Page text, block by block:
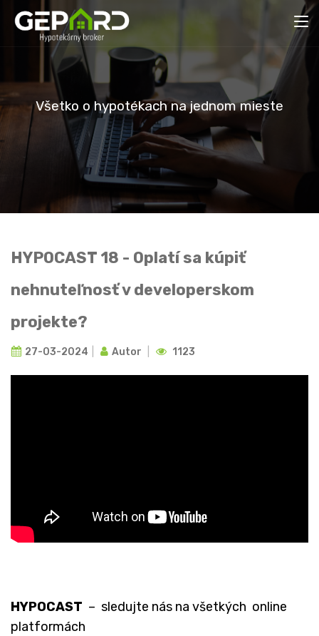
Všetko o hypotékach na jednom mieste
HYPOCAST 18 - Oplatí sa kúpiť
nehnuteľnosť v developerskom
projekte?
27-03-2024 Autor 1123
HYPOCAST – sledujte nás na všetkých online
platformách